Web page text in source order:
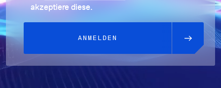
akzeptiere diese.
ANMELDEN